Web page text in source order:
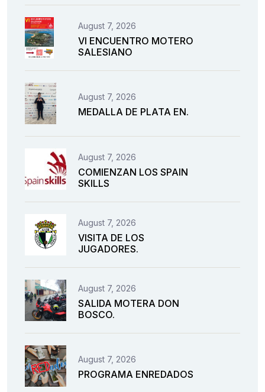
August 7, 2026
VI ENCUENTRO MOTERO
SALESIANO
August 7, 2026
MEDALLA DE PLATA EN.
August 7, 2026
COMIENZAN LOS SPAIN
SKILLS
August 7, 2026
VISITA DE LOS
JUGADORES.
August 7, 2026
SALIDA MOTERA DON
BOSCO.
August 7, 2026
PROGRAMA ENREDADOS